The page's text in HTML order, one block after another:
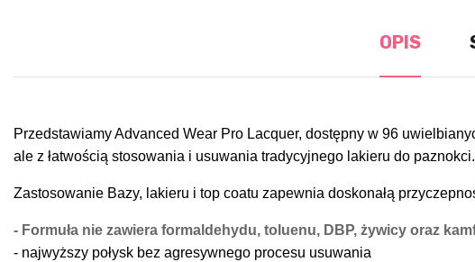
OPIS
Przedstawiamy Advanced Wear Pro Lacquer, dostępny w 96
ale z łatwością stosowania i usuwania tradycyjnego lakieru do paznokci.
Zastosowanie Bazy, lakieru i top coatu zapewnia doskonałą
- Formuła nie zawiera formaldehydu, toluenu, DBP, żywicy oraz
- najwyższy połysk bez agresywnego procesu usuwania